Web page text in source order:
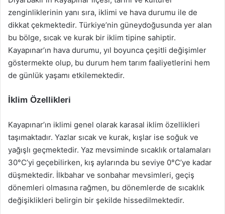
zenginliklerinin yanı sıra, iklimi ve hava durumu ile de
dikkat çekmektedir. Türkiye’nin güneydoğusunda yer alan
bu bölge, sıcak ve kurak bir iklim tipine sahiptir.
Kayapınar’ın hava durumu, yıl boyunca çeşitli değişimler
göstermekte olup, bu durum hem tarım faaliyetlerini hem
de günlük yaşamı etkilemektedir.
İklim Özellikleri
Kayapınar’ın iklimi genel olarak karasal iklim özellikleri
taşımaktadır. Yazlar sıcak ve kurak, kışlar ise soğuk ve
yağışlı geçmektedir. Yaz mevsiminde sıcaklık ortalamaları
30°C’yi geçebilirken, kış aylarında bu seviye 0°C’ye kadar
düşmektedir. İlkbahar ve sonbahar mevsimleri, geçiş
dönemleri olmasına rağmen, bu dönemlerde de sıcaklık
değişiklikleri belirgin bir şekilde hissedilmektedir.